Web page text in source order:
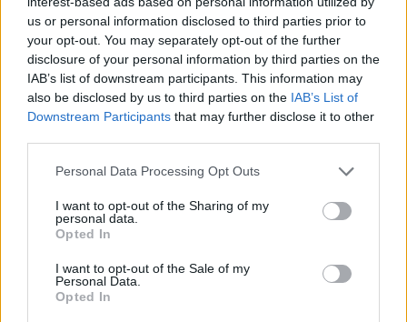
us or personal information disclosed to third parties prior to
your opt-out. You may separately opt-out of the further
disclosure of your personal information by third parties on the
IAB’s list of downstream participants. This information may
also be disclosed by us to third parties on the IAB’s List of
Downstream Participants that may further disclose it to other
Please note that this website/app uses one or more Google
not limited to your visit or usage behaviour. You may click to
grant or deny consent to Google and its third-party tags to
use your data for below specified purposes in below Google
consent section.
Personal Data Processing Opt Outs
I want to opt-out of the Sharing of my
personal data.
Opted In
I want to opt-out of the Sale of my
Personal Data.
Opted In
contea di Tolna.
Tra le proprietà di seconda mano, il prezzo record per metro
quadrato era un appartamento di 80 metri quadrati nel
Distretto XI in ottime condizioni, venduto per oltre 2,6
milioni di fiorini per unità, ma alcune persone erano anche
disposte a pagare 2,3 milioni di fiorini per metro quadrato per
una casa di 36 metri quadrati a Balatonlelle, che era in
condizioni abitabili.
La proprietà più piccola venduta quest’anno è stata un
appartamento di 7 metri quadrati nel Distretto XX, venduto
per 10,8 milioni di fiorini, mentre la proprietà più significativa
è stata una casa di 867 metri quadrati costruita nella prima
transazioni c’era anche un castello costruito nel 1711 nella
contea di Zala.